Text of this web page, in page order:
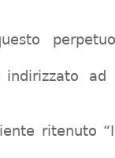
indirizzato
ritenuto